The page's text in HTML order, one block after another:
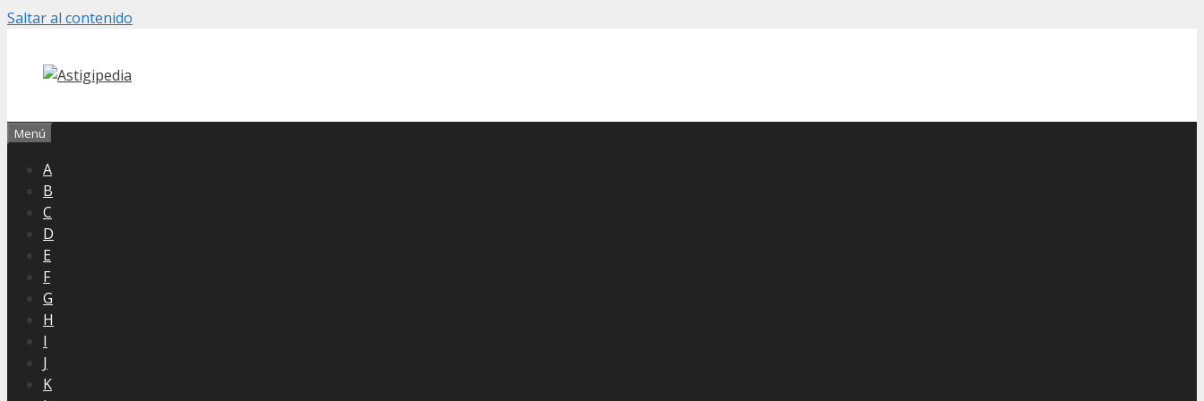
Saltar al contenido
Menú
A
B
C
D
E
F
G
H
I
J
K